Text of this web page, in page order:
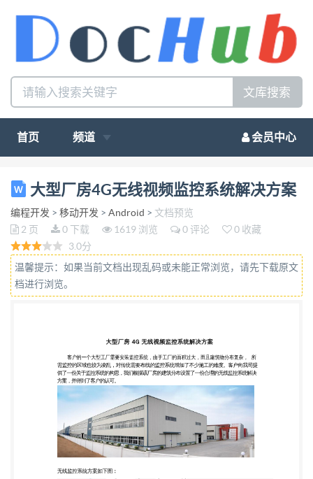
文库搜索
首页 频道 会员中心
大型厂房 4G 无线视频监控系统解决方案 客户的一个
大型工厂需要安装监控系统，由于工厂的面积过大，
而且建筑物分布复杂， 所 需监控的区域也较为凌
乱，对传统需要布线的监控系统增加了不少施工的难
度。客户向我司提 供了一份关于监控系统的构思，我
们根据该厂房的建筑分布设置了一份合理的无线监控
这 14 个监控点分别以 3 条路线传输到工厂的监控中
心。 第一条： 门卫室①有 3 个无线监控摄像头利用交
换机整合，通过 2.4G 无线网桥 CM530-81 传输 到
作为中继点的侧门监控点； 在侧门监控点也有 3 个无
线监控摄像头，也是通过交换机整合，在用抗干扰能
力较强的 5.8G 无线网桥 CM530-81 回传到过道监控
点； 过道监控点①有 2 个无线监控摄像头，使用交换
大型厂房4G无线视频监控系统解决方案
编程开发 > 移动开发 > Android > 文档预览
2 页
0 下载 1619 浏览 0 评论
0 收藏
3.0分
温馨提示：如果当前文档出现乱码或未能正常浏览，请先下载原文
档进行浏览。